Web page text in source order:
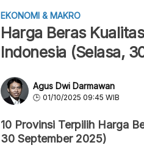
EKONOMI & MAKRO
Harga Beras
Indonesia (Selasa,
Agus Dwi Darmawan
01/10/2025 09:45 WIB
10 Provinsi Terpilih Harga
30 September 2025)